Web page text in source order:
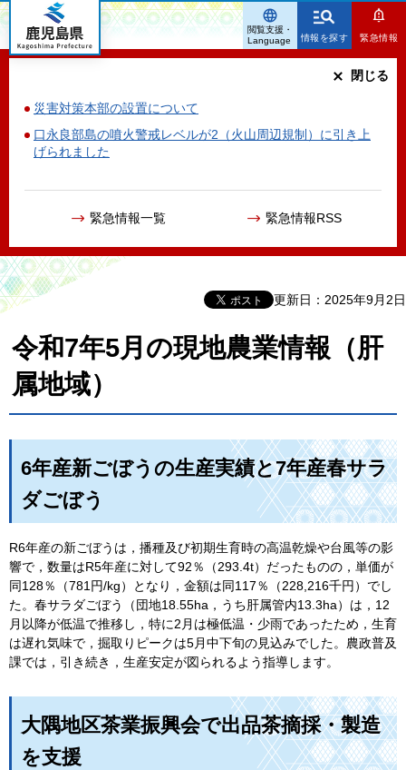
鹿児島県
情報を探す 緊急情報
災害対策本部の設置について
口永良部島の噴火警戒レベルが2（火山周辺規制）に引き上
げられました
緊急情報一覧 緊急情報RSS
閉じる
閲覧支援・
Language
更新日：2025年9月2日
令和7年5月の現地農業情報（肝
属地域）
6年産新ごぼうの生産実績と7年産春サラ
ダごぼう
R6年産の新ごぼうは，播種及び初期生育時の高温乾燥や台風等の影
響で，数量はR5年産に対して92％（293.4t）だったものの，単価が
同128％（781円/kg）となり，金額は同117％（228,216千円）でし
た。春サラダごぼう（団地18.55ha，うち肝属管内13.3ha）は，12
月以降が低温で推移し，特に2月は極低温・少雨であったため，生育
は遅れ気味で，掘取りピークは5月中下旬の見込みでした。農政普及
課では，引き続き，生産安定が図られるよう指導します。
大隅地区茶業振興会で出品茶摘採・製造
を支援